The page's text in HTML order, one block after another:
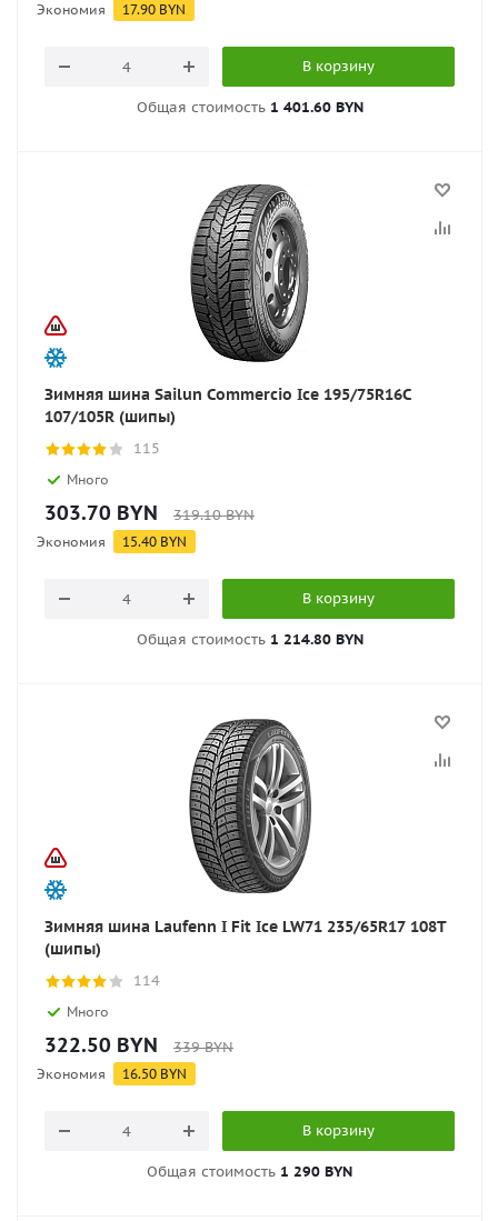
Экономия 17.90 BYN
В корзину
Общая стоимость 1 401.60 BYN
Зимняя шина Sailun Commercio Ice 195/75R16C
107/105R (шипы)
115
Много
303.70 BYN 319.10BYN
Экономия 15.40 BYN
В корзину
Общая стоимость 1 214.80 BYN
Зимняя шина Laufenn I Fit Ice LW71 235/65R17 108T
(шипы)
114
Много
322.50 BYN 339BYN
Экономия 16.50 BYN
В корзину
Общая стоимость 1 290 BYN